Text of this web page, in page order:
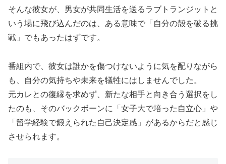
そんな彼女が、男女が共同生活を送るラブトランジットと
いう場に飛び込んだのは、ある意味で「自分の殻を破る挑
戦」でもあったはずです。
番組内で、彼女は誰かを傷つけないように気を配りながら
も、自分の気持ちや未来を犠牲にはしませんでした。
元カレとの復縁を求めず、新たな相手と向き合う選択をし
たのも、そのバックボーンに「女子大で培った自立心」や
「留学経験で鍛えられた自己決定感」があるからだと感じ
させられます。